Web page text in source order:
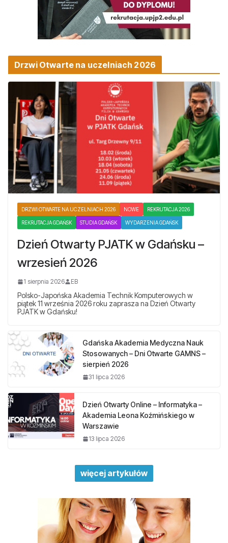
Drzwi Otwarte na uczelniach 2026
DRZWI OTWARTE NA UCZELNIACH 2026 NOWE REKRUTACJA 2026
REKRUTACJA GDAŃSK STUDIA GDAŃSK WYDARZENIA GDAŃSK
Dzień Otwarty PJATK w Gdańsku –
wrzesień 2026
1 sierpnia 2026 EB
Polsko-Japońska Akademia Technik Komputerowych w
piątek 11 września 2026 roku zaprasza na Dzień Otwarty
PJATK w Gdańsku!
Gdańska Akademia Medyczna Nauk
Stosowanych – Dni Otwarte GAMNS –
sierpień 2026
31 lipca 2026
Dzień Otwarty Online – Informatyka –
Akademia Leona Koźmińskiego w
Warszawie
13 lipca 2026
więcej artykułów